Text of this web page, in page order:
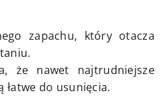
zapachu, który otacza
że nawet najtrudniejsze
łatwe do usunięcia.